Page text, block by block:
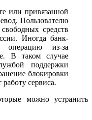
или привязанной
Пользователю
средств
Иногда банк-
операцию из-за
В таком случае
поддержки
блокировки
сервиса.
можно устранить